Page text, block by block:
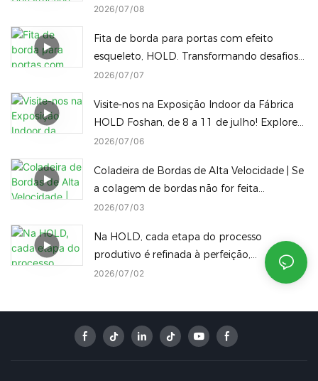
fábrica.
2026 07 08
Fita de borda para portas com efeito
esqueleto, HOLD. Transformando desafios
em destaques.
2026 07 07
Visite-nos na Exposição Indoor da Fábrica
HOLD Foshan, de 8 a 11 de julho! Explore
nossa linha completa de máquinas para
2026 07 06
Coladeira de Bordas de Alta Velocidade | Se
a colagem de bordas não for feita
corretamente, até os melhores painéis
2026 07 03
Na HOLD, cada etapa do processo
produtivo é refinada à perfeição,
consolidando nossa posição como um
2026 07 02